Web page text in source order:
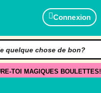
Connexion
TOI MAGIQUES BOULETTES!